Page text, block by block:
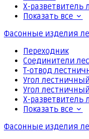
Х-
Показать все
Фасонные изделия
Переходник
Соединители
Т-отвод
Угол
Угол
Х-разветвитель
Показать все
Фасонные изделия